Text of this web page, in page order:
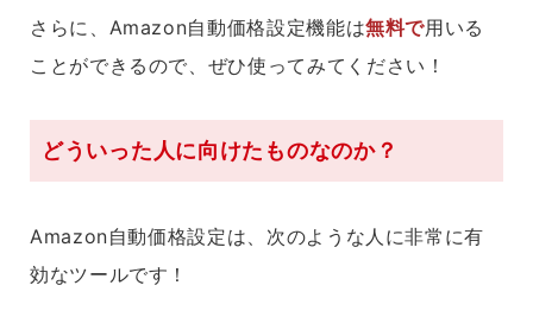
さらに、Amazon自動価格設定機能は無料で用いる
ことができるので、ぜひ使ってみてください！
どういった人に向けたものなのか？
Amazon自動価格設定は、次のような人に非常に有
効なツールです！